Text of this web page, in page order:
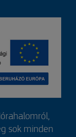
sok minden